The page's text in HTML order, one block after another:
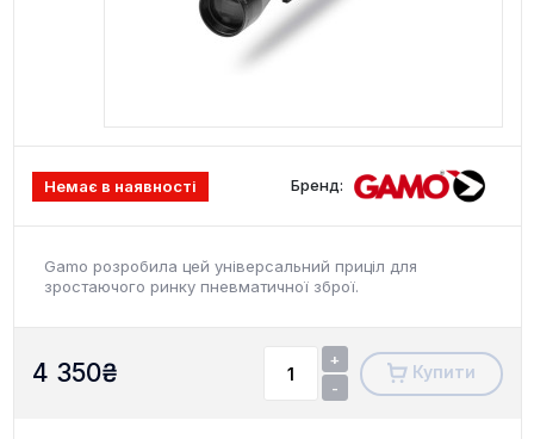
Немає в наявності Бренд:
Gamo розробила цей універсальний приціл для
зростаючого ринку пневматичної зброї.
4 350₴
+
-
Купити